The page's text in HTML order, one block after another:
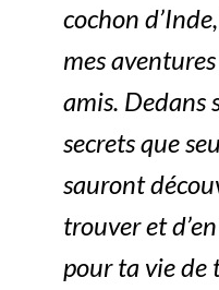
cochon
mes
amis. Dedans
secrets que
sauront
trouver et
pour ta vie de